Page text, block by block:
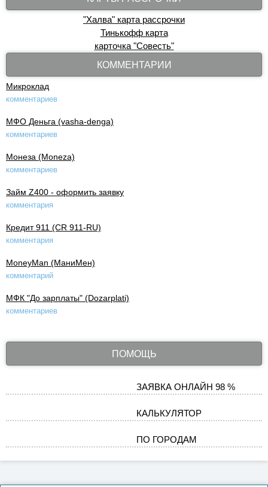
"Халва" карта рассрочки
Тинькофф карта
карточка "Совесть"
КОММЕНТАРИИ
Микроклад
комментариев
МФО Деньга (vasha-denga)
комментариев
Монеза (Moneza)
комментариев
Займ Z400 - оформить заявку
комментария
Кредит 911 (CR 911-RU)
комментария
MoneyMan (МаниМен)
комментарий
МФК "До зарплаты" (Dozarplati)
комментариев
ПОМОЩЬ
ЗАЯВКА ОНЛАЙН 98 %
КАЛЬКУЛЯТОР
ПО ГОРОДАМ